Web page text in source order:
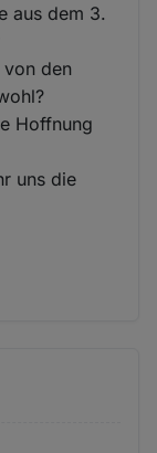
aus dem 3.
von den
Hoffnung
uns die